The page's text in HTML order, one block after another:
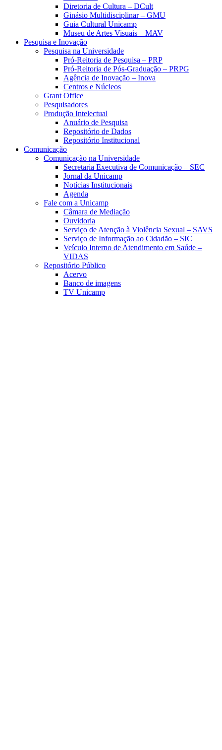
Diretoria de Cultura – DCult
Ginásio Multidisciplinar – GMU
Guia Cultural Unicamp
Museu de Artes Visuais – MAV
Pesquisa e Inovação
Pesquisa na Universidade
Pró-Reitoria de Pesquisa – PRP
Pró-Reitoria de Pós-Graduação – PRPG
Agência de Inovação – Inova
Centros e Núcleos
Grant Office
Pesquisadores
Produção Intelectual
Anuário de Pesquisa
Repositório de Dados
Repositório Institucional
Comunicação
Comunicação na Universidade
Secretaria Executiva de Comunicação – SEC
Jornal da Unicamp
Notícias Institucionais
Agenda
Fale com a Unicamp
Câmara de Mediação
Ouvidoria
Serviço de Atenção à Violência Sexual – SAVS
Serviço de Informação ao Cidadão – SIC
Veículo Interno de Atendimento em Saúde –
VIDAS
Repositório Público
Acervo
Banco de imagens
TV Unicamp